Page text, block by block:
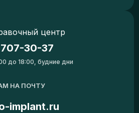
центр
30-37
до 18:00, будние дни
НА ПОЧТУ
implant.ru